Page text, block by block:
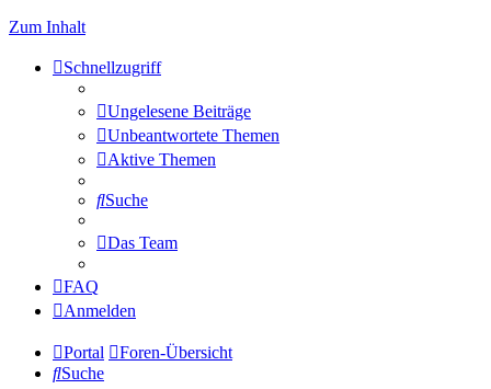
Zum Inhalt
Schnellzugriff
Ungelesene Beiträge
Unbeantwortete Themen
Aktive Themen
Suche
Das Team
FAQ
Anmelden
Portal
Foren-Übersicht
Suche